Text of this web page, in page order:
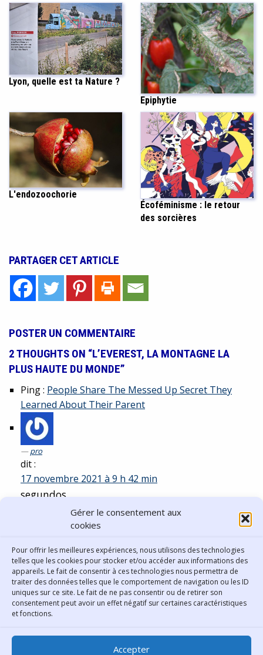
Gérer le consentement aux
cookies
Pour offrir les meilleures expériences, nous utilisons des technologies
telles que les cookies pour stocker et/ou accéder aux informations des
appareils. Le fait de consentir à ces technologies nous permettra de
traiter des données telles que le comportement de navigation ou les ID
uniques sur ce site. Le fait de ne pas consentir ou de retirer son
consentement peut avoir un effet négatif sur certaines caractéristiques
et fonctions.
Accepter
Lyon, quelle est ta Nature ?
Epiphytie
L'endozoochorie
Écoféminisme : le retour
des sorcières
PARTAGER CET ARTICLE
POSTER UN COMMENTAIRE
2 THOUGHTS ON “L’EVEREST, LA MONTAGNE LA
PLUS HAUTE DU MONDE”
Ping : People Share The Messed Up Secret They
Learned About Their Parent
pro
dit :
17 novembre 2021 à 9 h 42 min
segundos.
Comments are closed.
Bibliothèque municipale de